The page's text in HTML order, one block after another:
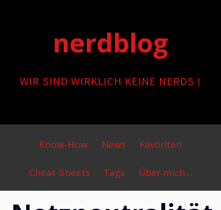
nerdblog
WIR SIND WIRKLICH KEINE NERDS !
Primary
Menu
Know-How News Favoriten
Cheat-Sheets Tags Über mich…